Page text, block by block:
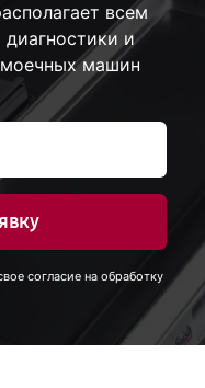
всем
и
машин
согласие на обработку